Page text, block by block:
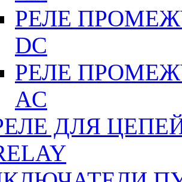
РЕЛЕ
DC
РЕЛЕ
АC
ДЛЯ